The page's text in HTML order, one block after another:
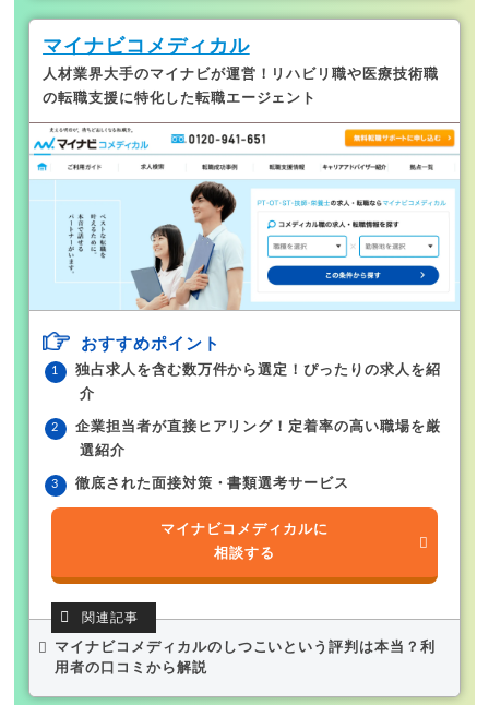
マイナビコメディカル
人材業界大手のマイナビが運営！リハビリ職や医療技術職
の転職支援に特化した転職エージェント
おすすめポイント
独占求人を含む数万件から選定！ぴったりの求人を紹
介
企業担当者が直接ヒアリング！定着率の高い職場を厳
選紹介
徹底された面接対策・書類選考サービス
マイナビコメディカルに
相談する
マイナビコメディカルのしつこいという評判は本当？利
用者の口コミから解説